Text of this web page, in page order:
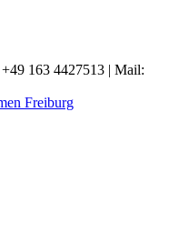
163 4427513 | Mail: